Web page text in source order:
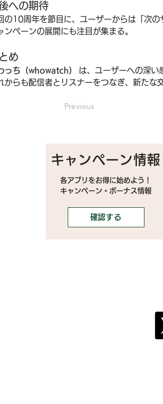
への期待
の10周年を節目に、ユーザーからは「次
ンペーンの展開にも注目が集まる。
め
っち（whowatch）
は、ユーザーへの深い
からも配信者とリスナーをつなぎ、新たな
Previous
キャンペーン情報
各アプリをお得に始めよう！
キャンペーン・ボーナス情報
確認する